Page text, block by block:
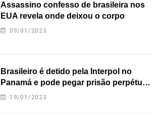
Assassino confesso de brasileira nos
EUA revela onde deixou o corpo
09/01/2023
Brasileiro é detido pela Interpol no
Panamá e pode pegar prisão perpétua
nos EUA
19/01/2023